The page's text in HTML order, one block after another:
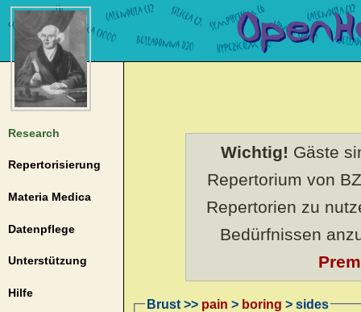
Research
Repertorisierung
Materia Medica
Datenpflege
Unterstützung
Hilfe
Wichtig! Gäste
Repertorium von
Repertorien zu
Bedürfnissen
Brust >> pain > boring > sides